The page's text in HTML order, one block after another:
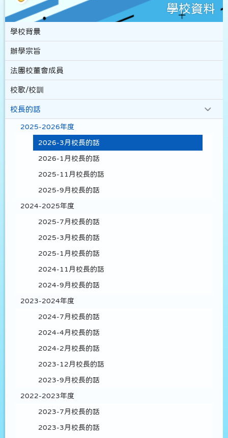
學校資料
學校背景
辦學宗旨
法團校董會成員
校歌/校訓
校長的話
2025-2026年度
2026-3月校長的話
2026-1月校長的話
2025-11月校長的話
2025-9月校長的話
2024-2025年度
2025-7月校長的話
2025-3月校長的話
2025-1月校長的話
2024-11月校長的話
2024-9月校長的話
2023-2024年度
2024-7月校長的話
2024-4月校長的話
2024-2月校長的話
2023-12月校長的話
2023-9月校長的話
2022-2023年度
2023-7月校長的話
2023-3月校長的話